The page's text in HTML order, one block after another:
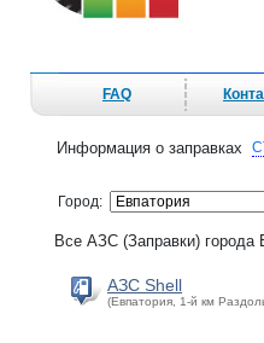
FAQ
Информация о заправках
Город:
Все АЗС (Заправки) города
АЗС Shell
(Евпатория, 1-й км